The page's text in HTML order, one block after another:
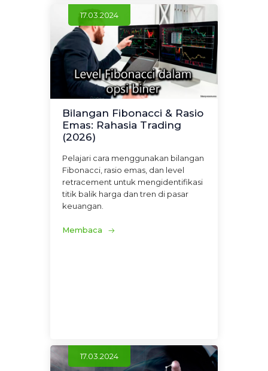
17.03.2024
Bilangan Fibonacci & Rasio
Emas: Rahasia Trading
(2026)
Pelajari cara menggunakan bilangan
Fibonacci, rasio emas, dan level
retracement untuk mengidentifikasi
titik balik harga dan tren di pasar
keuangan.
Membaca
17.03.2024